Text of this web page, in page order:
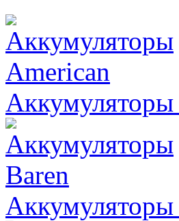
Аккумуляторы